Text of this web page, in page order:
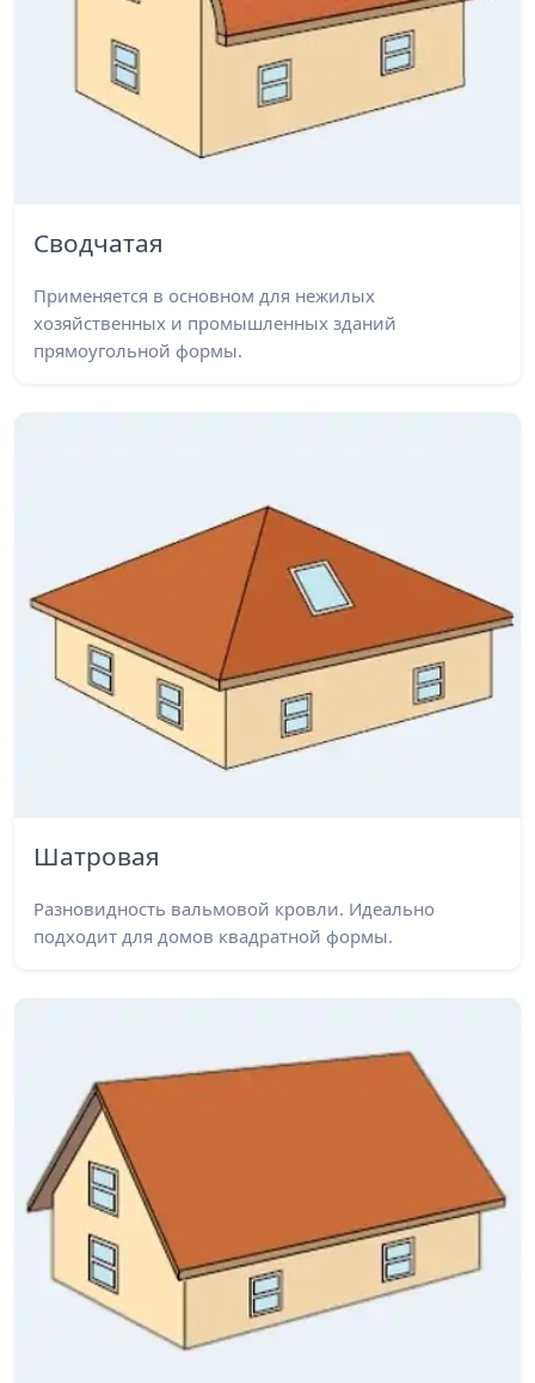
Сводчатая
Применяется в основном для нежилых
хозяйственных и промышленных зданий
прямоугольной формы.
Шатровая
Разновидность вальмовой кровли. Идеально
подходит для домов квадратной формы.